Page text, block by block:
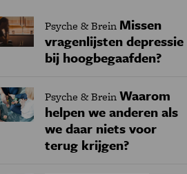
Psyche & Brein Missen
vragenlijsten depressie
bij hoogbegaafden?
Psyche & BreinWaarom
helpen we anderen als
we daar niets voor
terug krijgen?